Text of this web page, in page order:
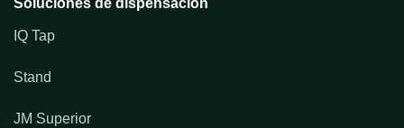
Soluciones de dispensación
IQ Tap
Stand
JM Superior